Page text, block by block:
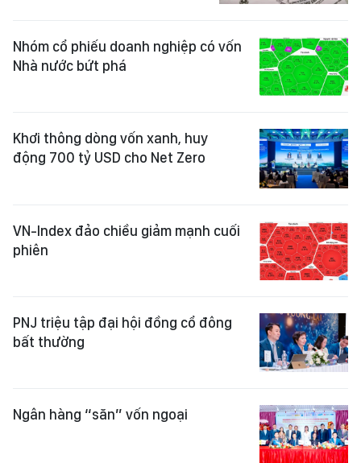
Nhóm cổ phiếu doanh nghiệp có vốn
Nhà nước bứt phá
Khơi thông dòng vốn xanh, huy
động 700 tỷ USD cho Net Zero
VN-Index đảo chiều giảm mạnh cuối
phiên
PNJ triệu tập đại hội đồng cổ đông
bất thường
Ngân hàng “săn” vốn ngoại